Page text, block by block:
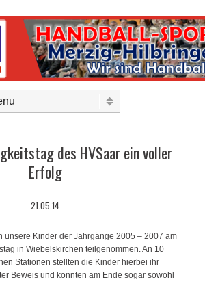
des HVSaar ein voller
Erfolg
21.05.14
unsere Kinder der Jahrgänge 2005 – 2007 am
in Wiebelskirchen teilgenommen. An 10
Stationen stellten die Kinder hierbei ihr
Beweis und konnten am Ende sogar sowohl